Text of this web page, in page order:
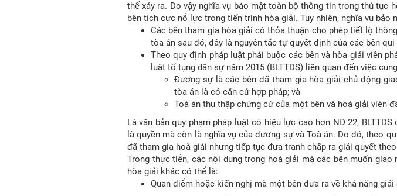
thể xảy ra. Do vậy nghĩa vụ bảo mật toàn bộ thông tin trong thủ
bên tích cực nỗ lực trong tiến trình hòa giải. Tuy nhiên, nghĩa vụ
Các bên tham gia hòa giải có thỏa thuận cho phép tiết lộ
tòa án sau đó, đây là nguyên tắc tự quyết định của các bên
Theo quy định pháp luật phải buộc các bên và hòa giải viên
luật tố tụng dân sự năm 2015 (BLTTDS) liên quan đến việc
Đương sự là các bên đã tham gia hòa giải chủ động
tòa án là có căn cứ hợp pháp; và
Toà án thu thập chứng cứ của một bên và hoà giải viên
Là văn bản quy phạm pháp luật có hiệu lực cao hơn NĐ 22,
là quyền mà còn là nghĩa vụ của đương sự và Toà án. Do đó, theo
đã tham gia hoà giải nhưng tiếp tục đưa tranh chấp ra giải quyết
Trong thực tiễn, các nội dung trong hoà giải mà các bên muốn
hòa giải khác có thể là:
Quan điểm hoặc kiến nghị mà một bên đưa ra về khả năng giải